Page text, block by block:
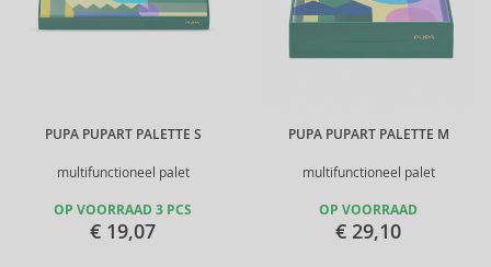
PUPA PUPART PALETTE S
multifunctioneel palet
OP VOORRAAD 3 PCS
€ 19,07
PUPA PUPART PALETTE M
multifunctioneel palet
OP VOORRAAD
€ 29,10